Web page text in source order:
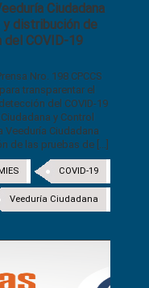
Ciudadana
y distribución de
del COVID-19
Nro. 198 CPCCS
transparentar el
del COVID-19
y Control
Veeduría Ciudadana
de las pruebas de [...]
COVID-19
Veeduría Ciudadana